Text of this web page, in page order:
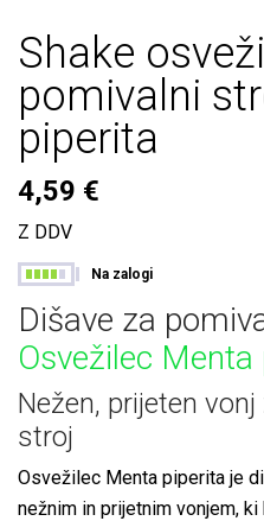
Shake
pomivalni
piperita
4,59 €
Z DDV
Na zalogi
Dišave za
Osvežilec Menta
Nežen, prijeten
stroj
Osvežilec Menta piperita je
nežnim in prijetnim vonjem,